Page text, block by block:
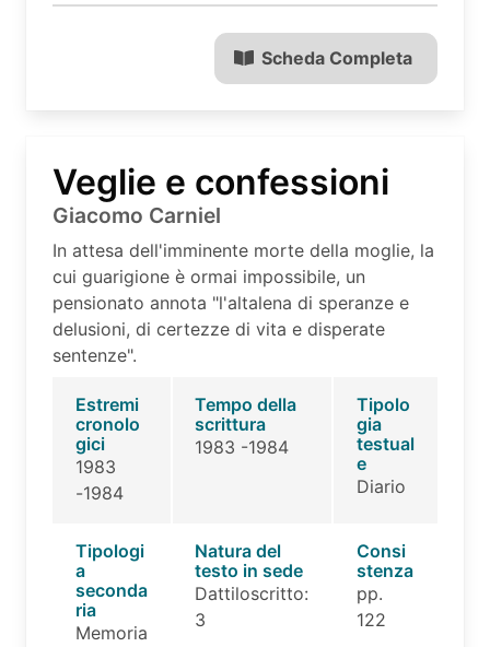
Scheda Completa
Veglie e confessioni
Giacomo Carniel
In attesa dell'imminente morte della moglie, la
cui guarigione è ormai impossibile, un
pensionato annota "l'altalena di speranze e
delusioni, di certezze di vita e disperate
sentenze".
Estremi
cronolo
gici
1983
-1984
Tempo della
scrittura
1983 -1984
Tipolo
gia
testual
e
Diario
Tipologi
a
seconda
ria
Memoria
Natura del
testo in sede
Dattiloscritto:
3
Consi
stenza
pp.
122